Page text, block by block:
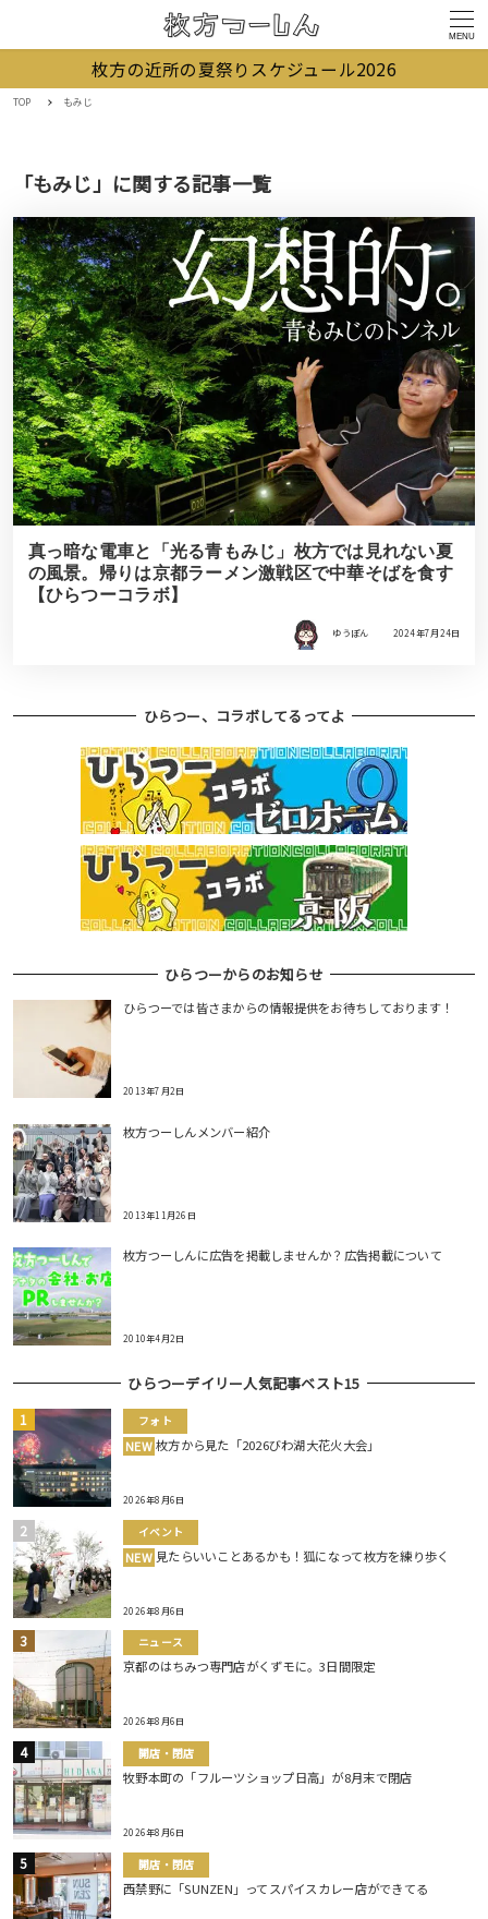
MENU
枚方の近所の夏祭りスケジュール2026
TOP もみじ
「もみじ」に関する記事一覧
真っ暗な電車と「光る青もみじ」枚方では見れない夏
の風景。帰りは京都ラーメン激戦区で中華そばを食す
【ひらつーコラボ】
ゆうぽん 2024年7月24日
ひらつー、コラボしてるってよ
ひらつーからのお知らせ
ひらつーでは皆さまからの情報提供をお待ちしております！
2013年7月2日
枚方つーしんメンバー紹介
2013年11月26日
枚方つーしんに広告を掲載しませんか？広告掲載について
2010年4月2日
ひらつーデイリー人気記事ベスト15
フォト
NEW 枚方から見た「2026びわ湖大花火大会」
2026年8月6日
イベント
NEW 見たらいいことあるかも！狐になって枚方を練り歩く
2026年8月6日
ニュース
京都のはちみつ専門店がくずモに。3日間限定
2026年8月6日
開店・閉店
牧野本町の「フルーツショップ日高」が8月末で閉店
2026年8月6日
開店・閉店
西禁野に「SUNZEN」ってスパイスカレー店ができてる